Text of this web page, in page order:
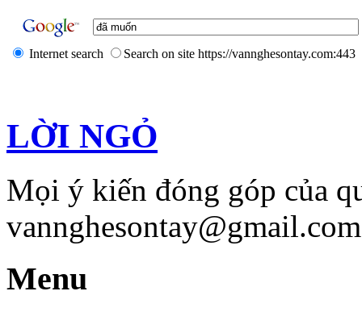
Internet search Search on site https://vannghesontay.com:443
LỜI NGỎ
Mọi ý kiến đóng góp của
Menu